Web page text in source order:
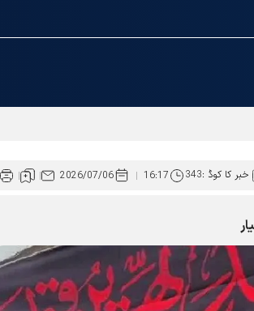
ادائیگی کےطریقوں میں توسیع
خبر کا کوڈ :343
16:17
2026/07/06